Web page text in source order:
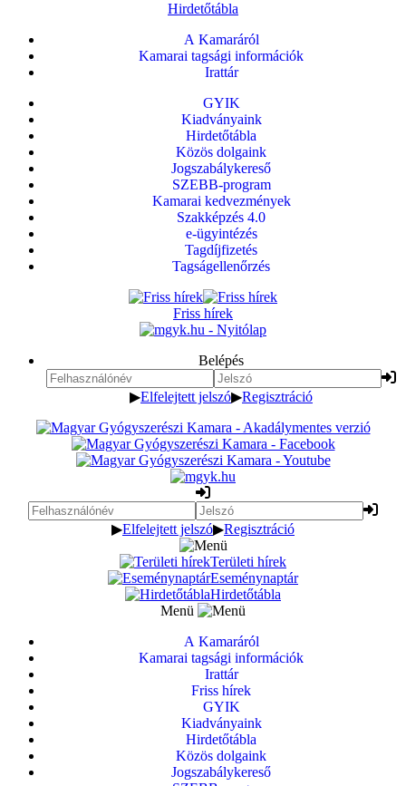
Hirdetőtábla
A Kamaráról
Kamarai tagsági információk
Irattár
GYIK
Kiadványaink
Hirdetőtábla
Közös dolgaink
Jogszabálykereső
SZEBB-program
Kamarai kedvezmények
Szakképzés 4.0
e-ügyintézés
Tagdíjfizetés
Tagságellenőrzés
Friss hírek
Belépés
▶Elfelejtett jelszó▶Regisztráció
▶Elfelejtett jelszó▶Regisztráció
Területi hírek
Eseménynaptár
Hirdetőtábla
Menü
A Kamaráról
Kamarai tagsági információk
Irattár
Friss hírek
GYIK
Kiadványaink
Hirdetőtábla
Közös dolgaink
Jogszabálykereső